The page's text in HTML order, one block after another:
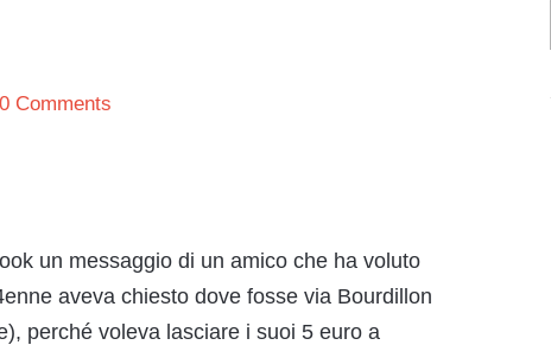
Comments
un messaggio di un amico che ha voluto
aveva chiesto dove fosse via Bourdillon
perché voleva lasciare i suoi 5 euro a